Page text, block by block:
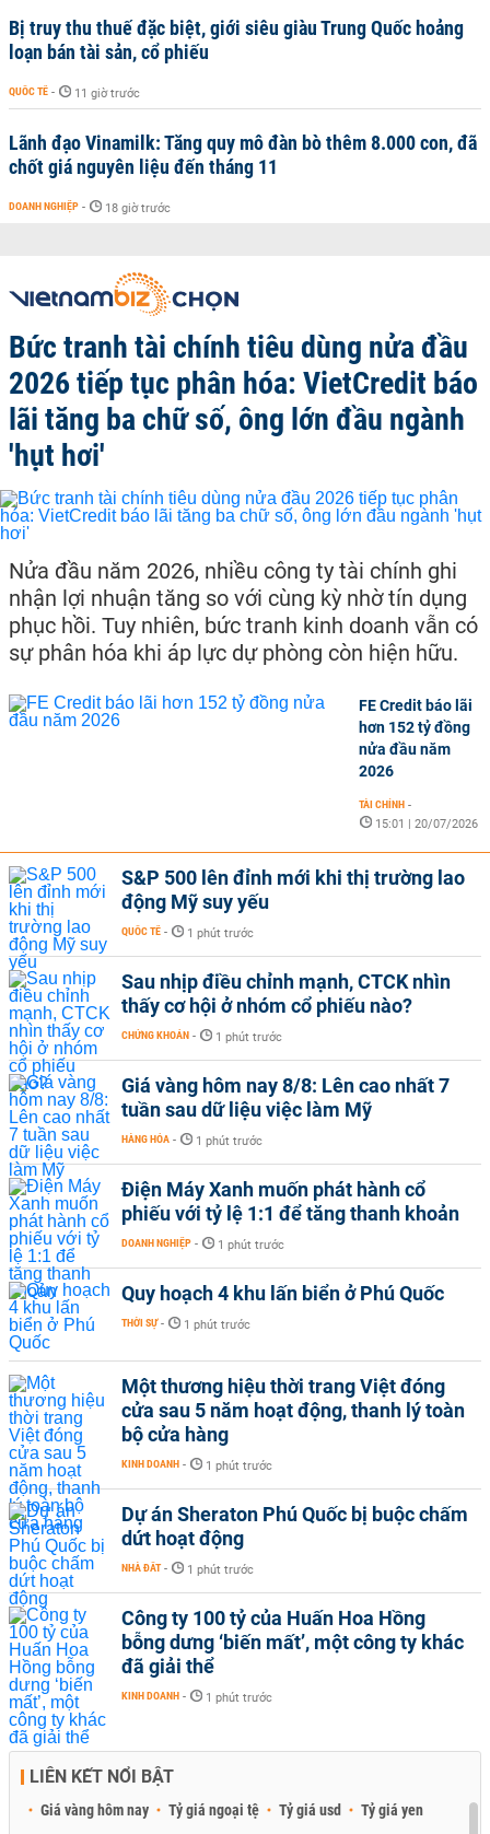
Bị truy thu thuế đặc biệt, giới siêu giàu Trung Quốc hoảng
loạn bán tài sản, cổ phiếu
QUỐC TẾ - 11 giờ trước
Lãnh đạo Vinamilk: Tăng quy mô đàn bò thêm 8.000 con, đã
chốt giá nguyên liệu đến tháng 11
DOANH NGHIỆP - 18 giờ trước
Bức tranh tài chính tiêu dùng nửa đầu
2026 tiếp tục phân hóa: VietCredit báo
lãi tăng ba chữ số, ông lớn đầu ngành
'hụt hơi'
Nửa đầu năm 2026, nhiều công ty tài chính ghi
nhận lợi nhuận tăng so với cùng kỳ nhờ tín dụng
phục hồi. Tuy nhiên, bức tranh kinh doanh vẫn có
sự phân hóa khi áp lực dự phòng còn hiện hữu.
FE Credit báo lãi
hơn 152 tỷ đồng
nửa đầu năm
2026
TÀI CHÍNH -
15:01 | 20/07/2026
S&P 500 lên đỉnh mới khi thị trường lao
động Mỹ suy yếu
QUỐC TẾ - 1 phút trước
Sau nhịp điều chỉnh mạnh, CTCK nhìn
thấy cơ hội ở nhóm cổ phiếu nào?
CHỨNG KHOÁN - 1 phút trước
Giá vàng hôm nay 8/8: Lên cao nhất 7
tuần sau dữ liệu việc làm Mỹ
HÀNG HÓA - 1 phút trước
Điện Máy Xanh muốn phát hành cổ
phiếu với tỷ lệ 1:1 để tăng thanh khoản
DOANH NGHIỆP - 1 phút trước
Quy hoạch 4 khu lấn biển ở Phú Quốc
THỜI SỰ - 1 phút trước
Một thương hiệu thời trang Việt đóng
cửa sau 5 năm hoạt động, thanh lý toàn
bộ cửa hàng
KINH DOANH - 1 phút trước
Dự án Sheraton Phú Quốc bị buộc chấm
dứt hoạt động
NHÀ ĐẤT - 1 phút trước
Công ty 100 tỷ của Huấn Hoa Hồng
bỗng dưng ‘biến mất’, một công ty khác
đã giải thể
KINH DOANH - 1 phút trước
LIÊN KẾT NỔI BẬT
Giá vàng hôm nay Tỷ giá ngoại tệ Tỷ giá usd
Tỷ giá yen